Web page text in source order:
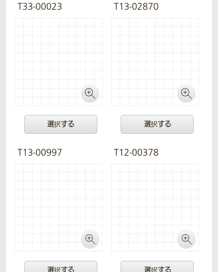
T33-00023
選択する
T13-02870
選択する
T13-00997 T12-00378